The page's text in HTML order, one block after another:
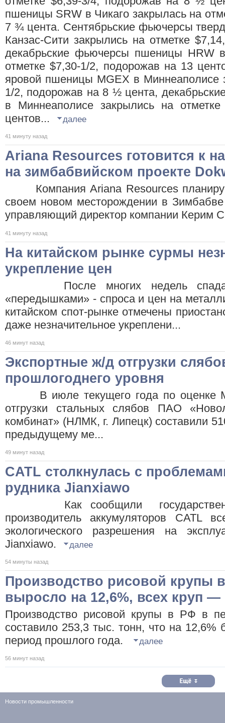
пшеницы SRW в Чикаго закрылась на
7 ¾ цента. Сентябрьские фьючерсы
Канзас-Сити закрылись на отметке
декабрьские фьючерсы пшеницы HRW
отметке $7,30-1/2, подорожав на 13
яровой пшеницы MGEХ в Миннеаполисе
1/2, подорожав на 8 ½ цента,
в Миннеаполисе закрылись на
центов...
далее
41 минуту назад
Ariana Resources готовится к
на зимбабвийском проекте
Компания Ariana Resources
своем новом месторождении в
управляющий директор компании Керим
41 минуту назад
На китайском рынке сурмы
укрепление цен
После многих недель спада
«передышками» - спроса и цен на
китайском спот-рынке отмечены
даже незначительное укреплени...
46 минут назад
Экспортные ж/д отгрузки
прошлогоднего уровня
В июле текущего года по оценке
отгрузки стальных слябов ПАО
комбинат» (НЛМК, г. Липецк) составили
предыдущему ме...
49 минут назад
CATL столкнулась с
рудника Jianxiawo
Как сообщили
производитель аккумуляторов CATL
экологического разрешения на
Jianxiawo.
далее
54 минуты назад
Производство рисовой крупы
выросло на 12,6%, всех круп —
Производство рисовой крупы в РФ в
составило 253,3 тыс. тонн, что на
период прошлого года.
далее
56 минут назад
Новости промышленности